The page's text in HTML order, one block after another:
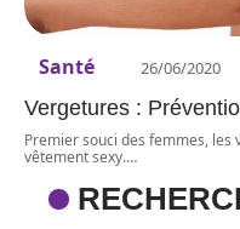
Santé 26/06/2020
Vergetures :
Premier souci des femmes,
vêtement sexy.…